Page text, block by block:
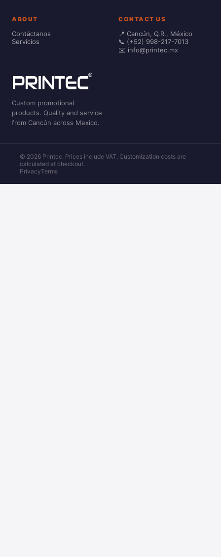
ABOUT
Contáctanos
Servicios
CONTACT US
📍 Cancún, Q.R., México
📞 (+52) 998-217-7013
✉️ info@printec.mx
Custom promotional
products. Quality and service
from Cancún across Mexico.
© 2026 Printec. Prices include VAT. Customization costs are
calculated at checkout.
PrivacyTerms